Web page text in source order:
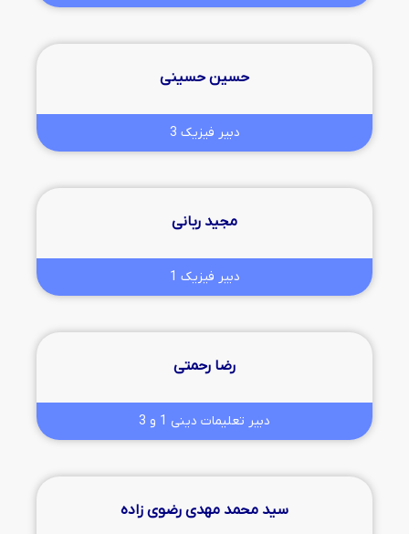
حسین حسینی
دبیر فیزیک 3
مجید ربانی
دبیر فیزیک 1
رضا رحمتی
دبیر تعلیمات دینی 1 و 3
سید محمد مهدی رضوی زاده